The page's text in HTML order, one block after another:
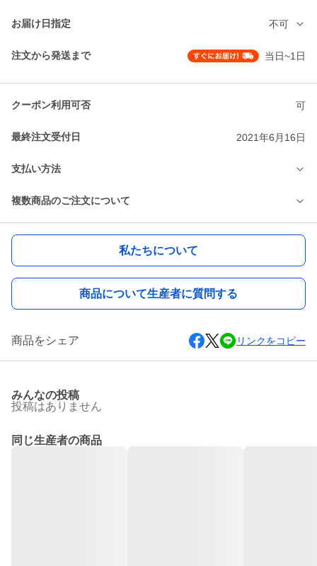
お届け日指定 不可
注文から発送まで 当日~1日
クーポン利用可否 可
最終注文受付日 2021年6月16日
支払い方法
複数商品のご注文について
私たちについて
商品について生産者に質問する
商品をシェア リンクをコピー
みんなの投稿
投稿はありません
同じ生産者の商品